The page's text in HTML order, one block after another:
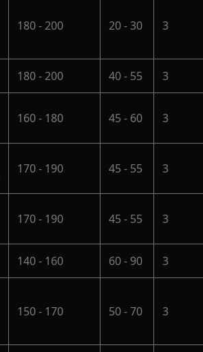
180 - 200 20 - 30 3
180 - 200 40 - 55 3
160 - 180 45 - 60 3
170 - 190 45 - 55 3
170 - 190 45 - 55 3
140 - 160 60 - 90 3
150 - 170 50 - 70 3